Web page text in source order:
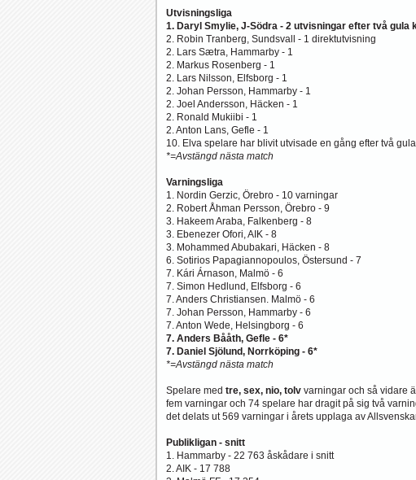
Utvisningsliga
1. Daryl Smylie, J-Södra - 2 utvisningar efter två gula
2. Robin Tranberg, Sundsvall - 1 direktutvisning
2. Lars Sætra, Hammarby - 1
2. Markus Rosenberg - 1
2. Lars Nilsson, Elfsborg - 1
2. Johan Persson, Hammarby - 1
2. Joel Andersson, Häcken - 1
2. Ronald Mukiibi - 1
2. Anton Lans, Gefle - 1
10. Elva spelare har blivit utvisade en gång efter två
*=Avstängd nästa match
Varningsliga
1. Nordin Gerzic, Örebro - 10 varningar
2. Robert Åhman Persson, Örebro - 9
3. Hakeem Araba, Falkenberg - 8
3. Ebenezer Ofori, AIK - 8
3. Mohammed Abubakari, Häcken - 8
6. Sotirios Papagiannopoulos, Östersund - 7
7. Kári Árnason, Malmö - 6
7. Simon Hedlund, Elfsborg - 6
7. Anders Christiansen. Malmö - 6
7. Johan Persson, Hammarby - 6
7. Anton Wede, Helsingborg - 6
7. Anders Bååth, Gefle - 6*
7. Daniel Sjölund, Norrköping - 6*
*=Avstängd nästa match
Spelare med tre, sex, nio, tolv varningar och så vidare
fem varningar och 74 spelare har dragit på sig två
det delats ut 569 varningar i årets upplaga av
Publikligan - snitt
1. Hammarby - 22 763 åskådare i snitt
2. AIK - 17 788